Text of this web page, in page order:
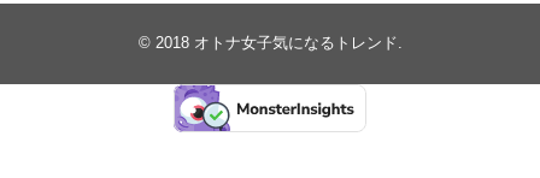
© 2018 オトナ女子気になるトレンド